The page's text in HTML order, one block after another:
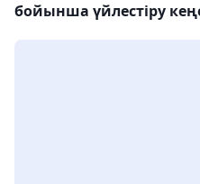
бойынша үйлестіру